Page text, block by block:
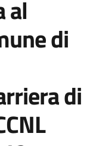
al
di
di